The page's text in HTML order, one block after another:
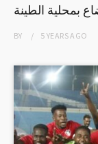
بمحلية الطينة
BY 5 YEARSAGO